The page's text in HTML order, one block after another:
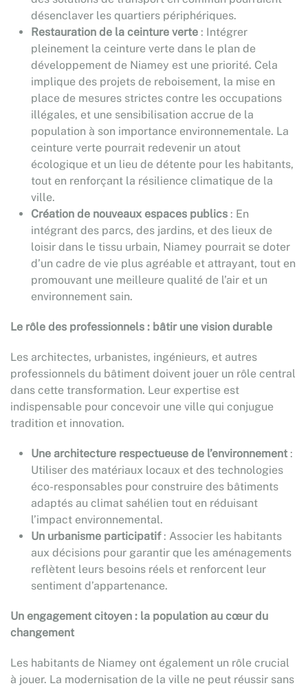
désenclaver les quartiers périphériques.
Restauration de la ceinture verte : Intégrer
pleinement la ceinture verte dans le plan de
développement de Niamey est une priorité. Cela
implique des projets de reboisement, la mise en
place de mesures strictes contre les occupations
illégales, et une sensibilisation accrue de la
population à son importance environnementale. La
ceinture verte pourrait redevenir un atout
écologique et un lieu de détente pour les habitants,
tout en renforçant la résilience climatique de la
ville.
Création de nouveaux espaces publics : En
intégrant des parcs, des jardins, et des lieux de
loisir dans le tissu urbain, Niamey pourrait se doter
d’un cadre de vie plus agréable et attrayant, tout en
promouvant une meilleure qualité de l’air et un
environnement sain.
Le rôle des professionnels : bâtir une vision durable
Les architectes, urbanistes, ingénieurs, et autres
professionnels du bâtiment doivent jouer un rôle central
dans cette transformation. Leur expertise est
indispensable pour concevoir une ville qui conjugue
tradition et innovation.
Une architecture respectueuse de l’environnement :
Utiliser des matériaux locaux et des technologies
éco-responsables pour construire des bâtiments
adaptés au climat sahélien tout en réduisant
l’impact environnemental.
Un urbanisme participatif: Associer les habitants
aux décisions pour garantir que les aménagements
reflètent leurs besoins réels et renforcent leur
sentiment d’appartenance.
Un engagement citoyen : la population au cœur du
changement
Les habitants de Niamey ont également un rôle crucial
à jouer. La modernisation de la ville ne peut réussir sans